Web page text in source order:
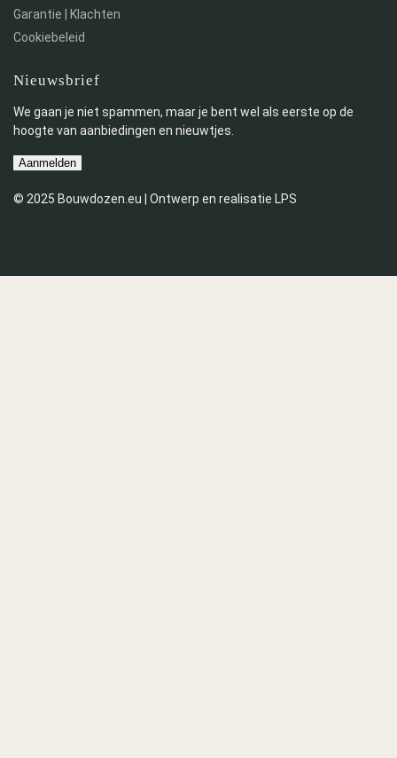
Garantie | Klachten
Cookiebeleid
Nieuwsbrief
We gaan je niet spammen, maar je bent wel als eerste op de
hoogte van aanbiedingen en nieuwtjes.
Aanmelden
© 2025 Bouwdozen.eu | Ontwerp en realisatie LPS